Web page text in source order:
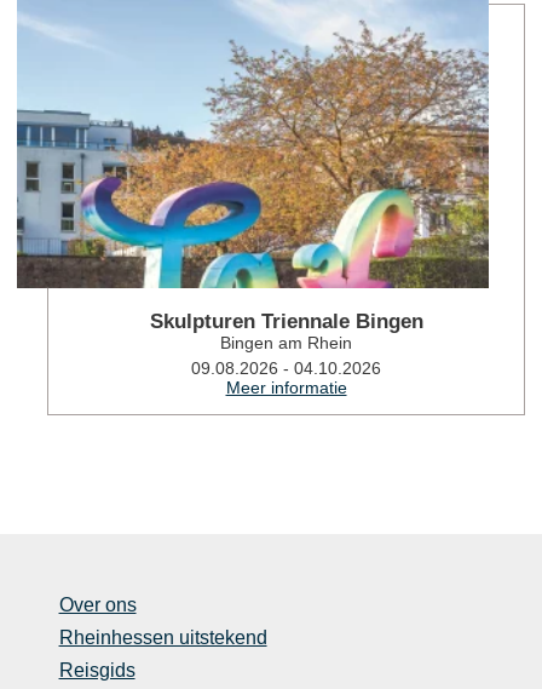
Skulpturen Triennale Bingen
Bingen am Rhein
09.08.2026 - 04.10.2026
Meer informatie
Over ons
Rheinhessen uitstekend
Reisgids